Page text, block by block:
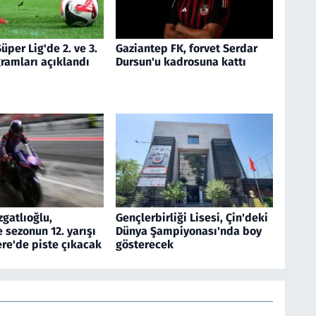
Lig'de 2. ve 3.
açıklandı
Gaziantep FK, forvet Serdar
Dursun'u kadrosuna kattı
12. yarışı
piste çıkacak
Gençlerbirliği Lisesi, Çin'deki
Dünya Şampiyonası'nda boy
gösterecek